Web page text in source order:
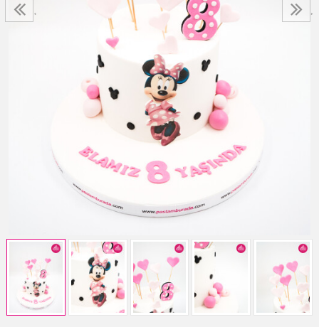
‹ ›